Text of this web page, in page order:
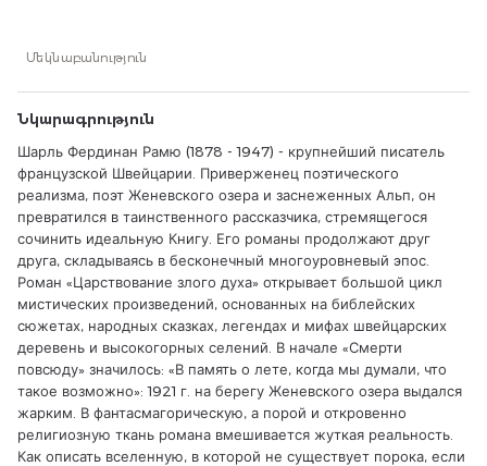
злого духа» открывает большой цикл мистических
деревень и высокогорных селений. В начале «Смерти
что такое возможно»: 1921 г. на берегу Женевского озера
выдался жарким. В фантасмагорическую, а порой и
откровенно религиозную ткань романа вмешивается
жуткая реальность. Как описать вселенную, в которой не
существует порока, если язык романиста принадлежит
миру греховному? Рамю попытался ответить на этот
вопрос в романе «Небесная твердь».
Մեկնաբանություն
Նկարագրություն
Шарль Фердинан Рамю (1878 - 1947) - крупнейший писатель
французской Швейцарии. Приверженец поэтического
реализма, поэт Женевского озера и заснеженных Альп, он
превратился в таинственного рассказчика, стремящегося
сочинить идеальную Книгу. Его романы продолжают друг
друга, складываясь в бесконечный многоуровневый эпос.
Роман «Царствование злого духа» открывает большой цикл
мистических произведений, основанных на библейских
сюжетах, народных сказках, легендах и мифах швейцарских
деревень и высокогорных селений. В начале «Смерти
повсюду» значилось: «В память о лете, когда мы думали, что
такое возможно»: 1921 г. на берегу Женевского озера выдался
жарким. В фантасмагорическую, а порой и откровенно
религиозную ткань романа вмешивается жуткая реальность.
Как описать вселенную, в которой не существует порока, если